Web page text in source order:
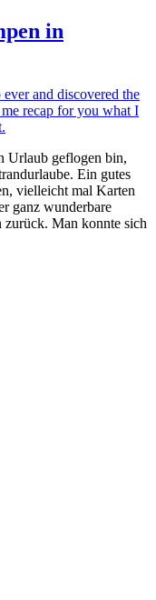
in
Urlaub geflogen bin,
Ein gutes
vielleicht mal Karten
ganz wunderbare
zurück. Man konnte sich